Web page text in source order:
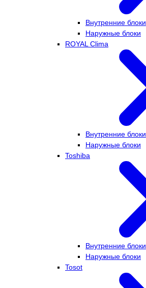
Внутренние блоки
Наружные блоки
ROYAL Clima
Внутренние блоки
Наружные блоки
Toshiba
Внутренние блоки
Наружные блоки
Tosot